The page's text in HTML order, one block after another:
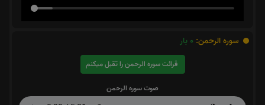
سوره الرحمن: 0 بار
قرائت سوره الرحمن را تقبل میکنم
صوت سوره الرحمن